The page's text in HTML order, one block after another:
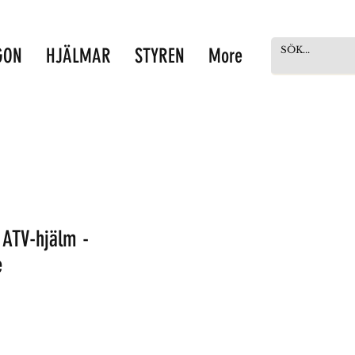
HJÄLMAR STYREN More
hjälm -